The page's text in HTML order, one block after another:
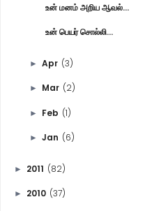
உன் மனம் அறிய ஆவல்...
உன் பெயர் சொல்லி...
► Apr (3)
► Mar (2)
► Feb (1)
► Jan (6)
► 2011 (82)
► 2010 (37)